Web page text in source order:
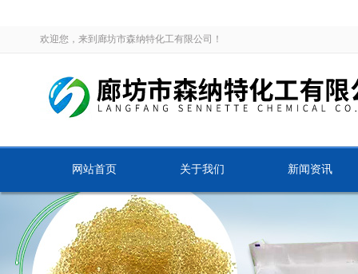
欢迎您，来到廊坊市森纳特化工有限公司！
网站首页 关于我们 新闻资讯